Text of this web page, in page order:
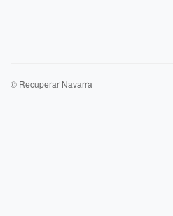
© Recuperar Navarra